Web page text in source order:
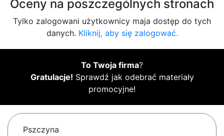
Oceny na poszczególnych stronach
Tylko zalogowani użytkownicy maja dostęp do tych
danych. Kliknij, aby się zalogować.
To Twoja firma?
Gratulacje! Sprawdź jak odebrać materiały
promocyjne!
Pszczyna